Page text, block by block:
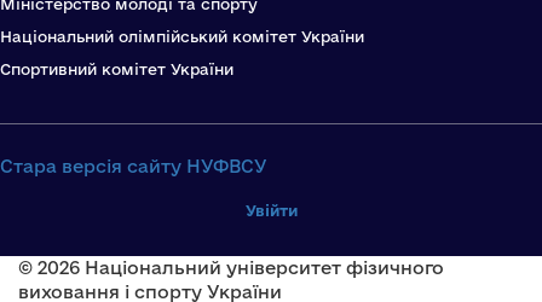
Міністерство молоді та спорту
Національний олімпійський комітет України
Спортивний комітет України
Стара версія сайту НУФВСУ
Увійти
© 2026 Національний університет фізичного
виховання і спорту України